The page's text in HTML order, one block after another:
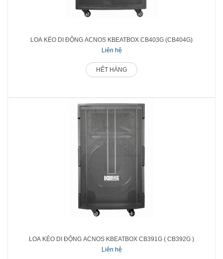
LOA KÉO DI ĐỘNG ACNOS KBEATBOX CB403G (CB404G)
Liên hệ
HẾT HÀNG
LOA KÉO DI ĐỘNG ACNOS KBEATBOX CB391G ( CB392G )
Liên hệ